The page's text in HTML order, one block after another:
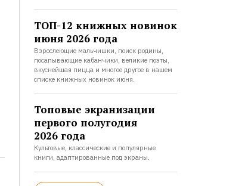
ТОП-12 книжных новинок
июня 2026 года
Взрослеющие мальчишки, поиск родины,
посапывающие кабанчики, великие поэты,
вкуснейшая пицца и многое другое в нашем
списке книжных новинок июня.
Топовые экранизации
первого полугодия
2026 года
Культовые, классические и популярные
книги, адаптированные под экраны.